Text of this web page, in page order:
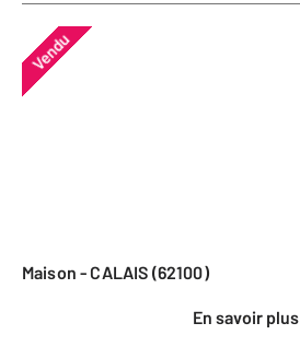
Vendu
Maison - CALAIS (62100)
En savoir plus